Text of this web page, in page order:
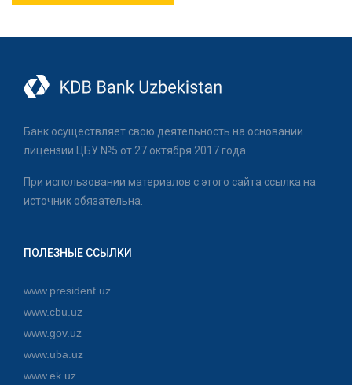
Банк осуществляет свою деятельность на основании
лицензии ЦБУ №5 от 27 октября 2017 года.
При использовании материалов с этого сайта ссылка на
источник обязательна.
ПОЛЕЗНЫЕ ССЫЛКИ
www.president.uz
www.cbu.uz
www.gov.uz
www.uba.uz
www.ek.uz